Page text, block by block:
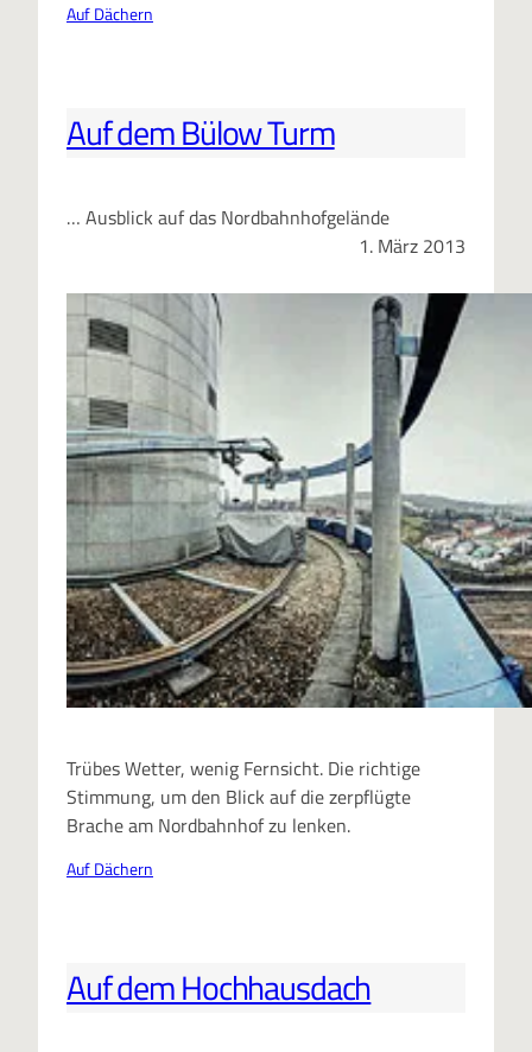
Auf Dächern
Auf dem Bülow Turm
… Ausblick auf das Nordbahnhofgelände
1. März 2013
Trübes Wetter, wenig Fernsicht. Die richtige
Stimmung, um den Blick auf die zerpflügte
Brache am Nordbahnhof zu lenken.
Auf Dächern
Auf dem Hochhausdach